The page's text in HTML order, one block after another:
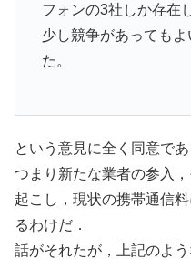
フォンの3社しか存在
少し競争があっても
た。
という意見に全く同意であ
つまり新たな業者の参入
起こし，現状の携帯通信
るわけだ．
話がそれたが，上記のよ